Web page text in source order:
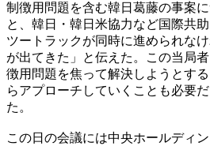
制徴用問題を含む韓日葛藤の事案
と、韓日・韓日米協力など国際共
ツートラックが同時に進められな
が出てきた」と伝えた。この当局
徴用問題を焦って解決しようとす
らアプローチしていくことも必要
た。
この日の会議には中央ホールディ